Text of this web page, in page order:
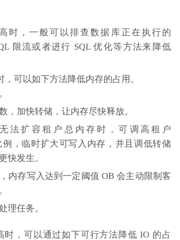
时，一般可以排查数据库正在执行的
限流或者进行 SQL 优化等方法来降低
，可以如下方法降低内存的占用。
，加快转储，让内存尽快释放。
法扩容租户总内存时，可调高租户
例，临时扩大可写入内存，并且调低转储
快发生。
内存写入达到一定阈值 OB 会主动限制客
理任务。
时，可以通过如下可行方法降低 IO 的占